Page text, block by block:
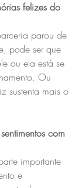
felizes do
parou de
pode ser que
ou ela está se
Ou
sustenta mais o
com
importante
e